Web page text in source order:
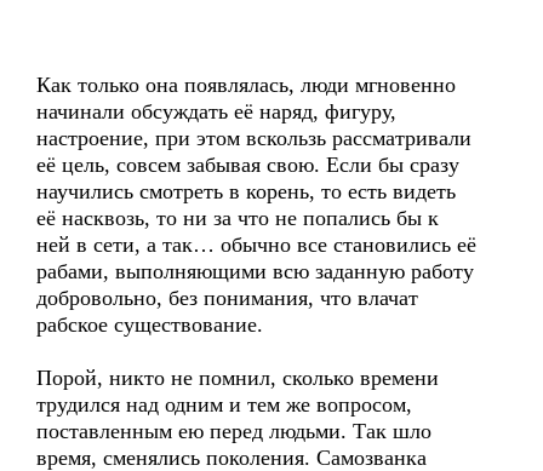
Как только она появлялась, люди мгновенно
начинали обсуждать её наряд, фигуру,
настроение, при этом вскользь рассматривали
её цель, совсем забывая свою. Если бы сразу
научились смотреть в корень, то есть видеть
её насквозь, то ни за что не попались бы к
ней в сети, а так… обычно все становились её
рабами, выполняющими всю заданную работу
добровольно, без понимания, что влачат
рабское существование.
Порой, никто не помнил, сколько времени
трудился над одним и тем же вопросом,
поставленным ею перед людьми. Так шло
время, сменялись поколения. Самозванка